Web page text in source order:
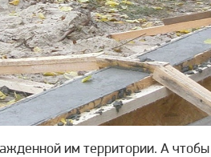
им территории. А